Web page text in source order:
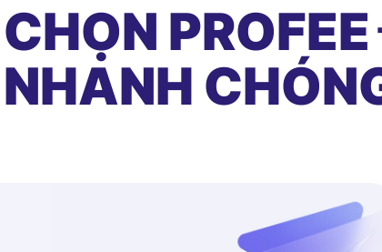
CHỌN
NHANH